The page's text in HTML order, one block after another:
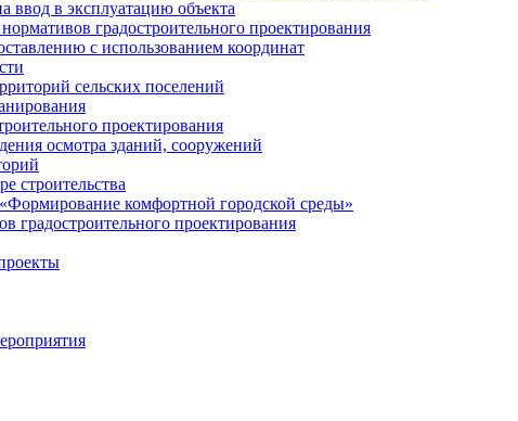
ввод в эксплуатацию объекта
градостроительного проектирования
с использованием координат
сельских поселений
проектирования
осмотра зданий, сооружений
строительства
комфортной городской среды»
градостроительного проектирования